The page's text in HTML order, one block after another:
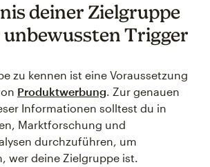
deiner Zielgruppe
Trigger
zu kennen ist eine Voraussetzung
Produktwerbung. Zur genauen
Informationen solltest du in
Marktforschung und
durchzuführen, um
wer deine Zielgruppe ist.